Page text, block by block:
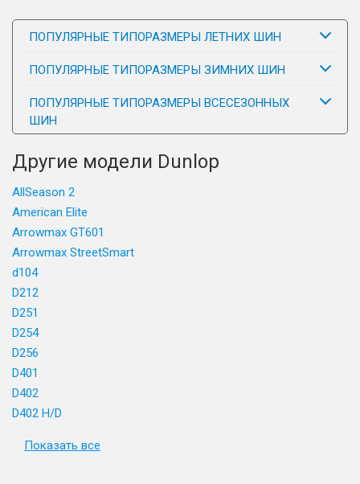
ПОПУЛЯРНЫЕ ТИПОРАЗМЕРЫ ЛЕТНИХ ШИН
ПОПУЛЯРНЫЕ ТИПОРАЗМЕРЫ ЗИМНИХ ШИН
ПОПУЛЯРНЫЕ ТИПОРАЗМЕРЫ ВСЕСЕЗОННЫХ
ШИН
Другие модели Dunlop
AllSeason 2
American Elite
Arrowmax GT601
Arrowmax StreetSmart
d104
D212
D251
D254
D256
D401
D402
D402 H/D
Показать все